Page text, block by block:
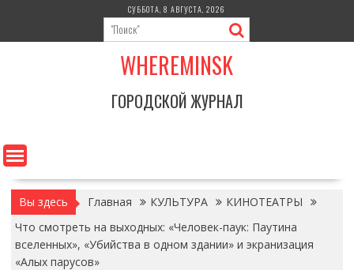
содержимому
СУББОТА, 8 АВГУСТА, 2026
WHEREMINSK
ГОРОДСКОЙ ЖУРНАЛ
Вы здесь Главная КУЛЬТУРА
КИНОТЕАТРЫ
Что смотреть на выходных: «Человек-паук: Паутина
вселенных», «Убийства в одном здании» и экранизация
«Алых парусов»